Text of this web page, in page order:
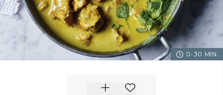
0-30 MIN.